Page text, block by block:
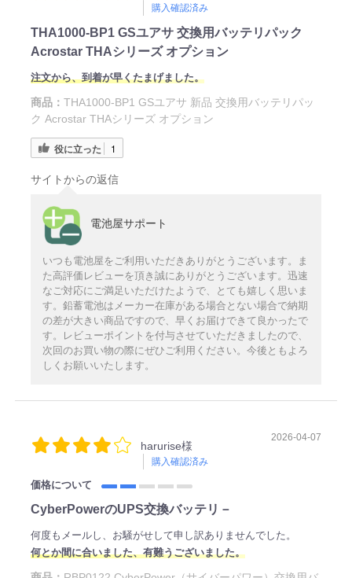
購入確認済み
THA1000-BP1 GSユアサ 交換用バッテリパック
Acrostar THAシリーズ オプション
注文から、到着が早くたまげました。
商品： THA1000-BP1 GSユアサ 新品 交換用バッテリパッ
ク Acrostar THAシリーズ オプション
役に立った 1
サイトからの返信
電池屋サポート
いつも電池屋をご利用いただきありがとうございます。ま
た高評価レビューを頂き誠にありがとうございます。迅速
なご対応にご満足いただけたようで、とても嬉しく思いま
す。鉛蓄電池はメーカー在庫がある場合とない場合で納期
の差が大きい商品ですので、早くお届けできて良かったで
す。レビューポイントを付与させていただきましたので、
次回のお買い物の際にぜひご利用ください。今後ともよろ
しくお願いいたします。
harurise様
購入確認済み
2026-04-07
価格について
CyberPowerのUPS交換バッテリ－
何度もメールし、お騒がせして申し訳ありませんでした。
何とか間に合いました、有難うございました。